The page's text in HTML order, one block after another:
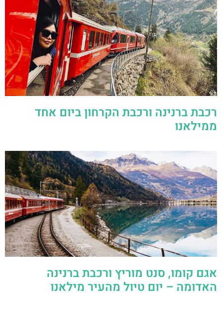
רכבת ברנינה ורכבת הקרחון ביום אחד
ממילאנו
אגם קומו, סנט מוריץ ורכבת ברנינה
האדומה – יום טיול מהעיר מילאנו